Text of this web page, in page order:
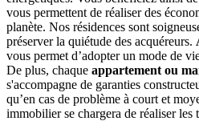
vous permettent de réaliser des
planète. Nos résidences sont
préserver la quiétude des acquéreurs.
vous permet d’adopter un mode de
De plus, chaque appartement ou
s'accompagne de garanties
qu’en cas de problème à court et
immobilier se chargera de réaliser les